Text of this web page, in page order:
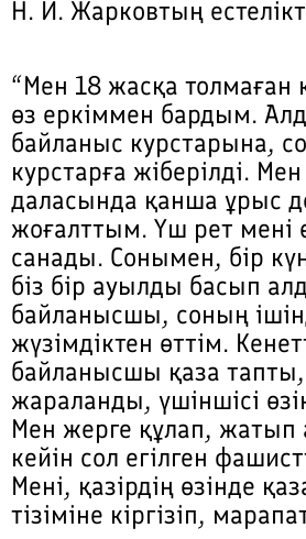
Н. И. Жарковтың
“Мен 18 жасқа толмаған
өз еркіммен бардым.
байланыс курстарына,
курстарға жіберілді.
даласында қанша ұрыс
жоғалттым. Үш рет мені
санады. Сонымен, бір
біз бір ауылды басып
байланысшы, соның
жүзімдіктен өттім.
байланысшы қаза тапты,
жараланды, үшіншісі
Мен жерге құлап, жатып
кейін сол егілген
Мені, қазірдің өзінде
тізіміне кіргізіп,